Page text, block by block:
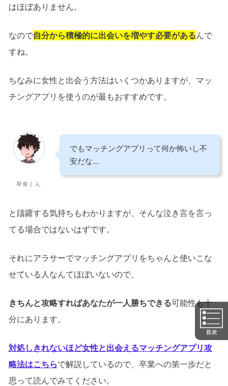
はほぼありません。
なので自分から積極的に出会いを増やす必要があるんで
すね。
ちなみに女性と出会う方法はいくつかありますが、マッ
チングアプリを使うのが最もおすすめです。
草食くん
でもマッチングアプリって何か怖いし不
安だな…
と躊躇する気持ちもわかりますが、そんな泣き言を言っ
てる場合ではないはずです。
それにアラサーでマッチングアプリをちゃんと使いこな
せている人なんてほぼいないので、
きちんと攻略すればあなたが一人勝ちできる可能性も十
分にあります。
対処しきれないほど女性と出会えるマッチングアプリ攻
略法はこちらで解説しているので、卒業への第一歩だと
思って読んでみてください。